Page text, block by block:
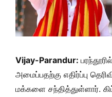
Vijay-Parandur:
அமைப்பதற்கு எதிர்ப்பு
மக்களை சந்தித்துள்ளார்.